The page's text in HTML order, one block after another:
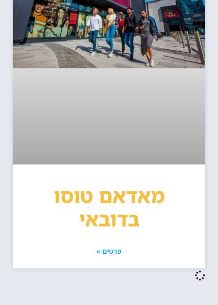
מאדאם טוסו
בדובאי
פרטים »